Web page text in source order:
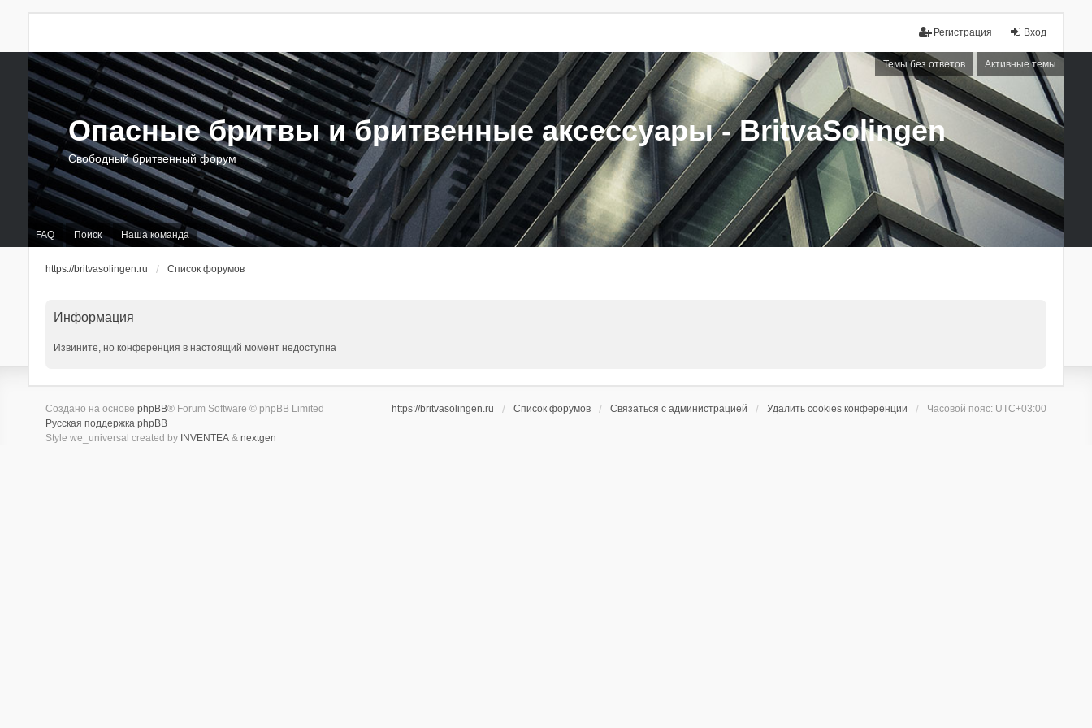
Вход
Регистрация
Темы без ответов Активные темы
FAQ Поиск Наша команда
Опасные бритвы и бритвенные аксессуары - BritvaSolingen
Свободный бритвенный форум
https://britvasolingen.ru Список форумов
Информация
Извините, но конференция в настоящий момент недоступна
https://britvasolingen.ru Список форумов Связаться с администрацией Удалить cookies конференции Часовой пояс: UTC+03:00
Создано на основе phpBB® Forum Software © phpBB Limited
Русская поддержка phpBB
Style we_universal created by INVENTEA& nextgen